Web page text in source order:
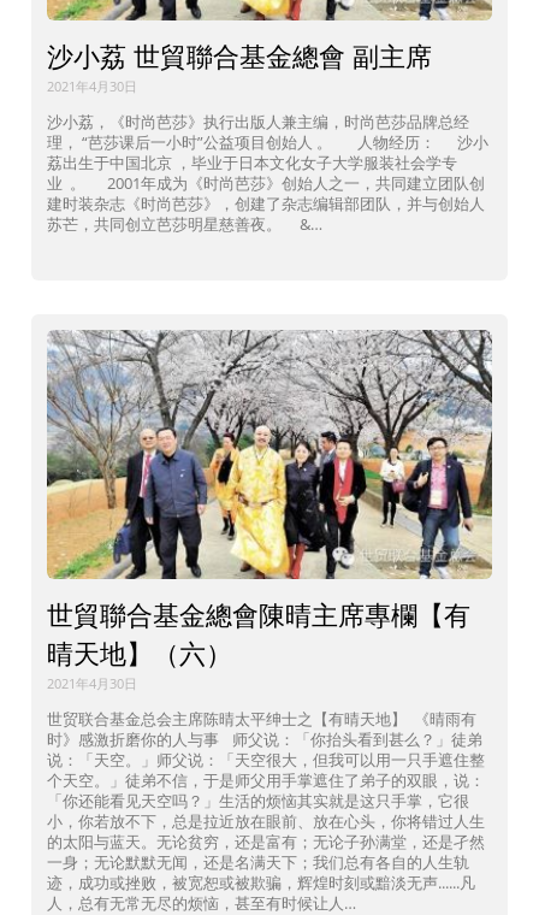
沙小荔 世貿聯合基金總會 副主席
2021年4月30日
沙小荔，《时尚芭莎》执行出版人兼主编，时尚芭莎品牌总经
理， “芭莎课后一小时”公益项目创始人 。 人物经历： 沙小
荔出生于中国北京 ，毕业于日本文化女子大学服装社会学专
业 。 2001年成为《时尚芭莎》创始人之一，共同建立团队创
建时装杂志《时尚芭莎》，创建了杂志编辑部团队，并与创始人
苏芒，共同创立芭莎明星慈善夜。 &…
世貿聯合基金總會陳晴主席專欄【有
晴天地】（六）
2021年4月30日
世贸联合基金总会主席陈晴太平绅士之【有晴天地】 《晴雨有
时》感激折磨你的人与事 师父说：「你抬头看到甚么？」徒弟
说：「天空。」师父说：「天空很大，但我可以用一只手遮住整
个天空。」徒弟不信，于是师父用手掌遮住了弟子的双眼，说：
「你还能看见天空吗？」生活的烦恼其实就是这只手掌，它很
小，你若放不下，总是拉近放在眼前、放在心头，你将错过人生
的太阳与蓝天。无论贫穷，还是富有；无论子孙满堂，还是孑然
一身；无论默默无闻，还是名满天下；我们总有各自的人生轨
迹，成功或挫败，被宽恕或被欺骗，辉煌时刻或黯淡无声......凡
人，总有无常无尽的烦恼，甚至有时候让人…